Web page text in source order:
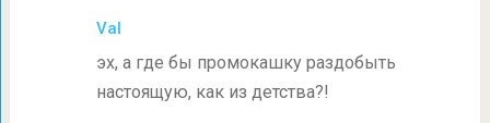
Val
эх, а где бы промокашку раздобыть
настоящую, как из детства?!